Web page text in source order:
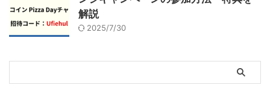
解説
2025/7/30